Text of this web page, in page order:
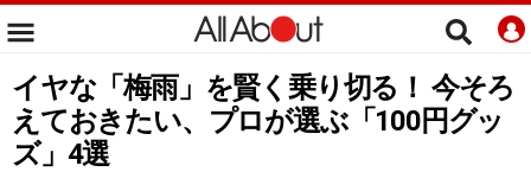
イヤな「梅雨」を賢く乗り切る！ 今そろ
えておきたい、プロが選ぶ「100円グッ
ズ」4選